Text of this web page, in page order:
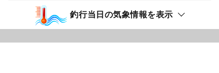
釣行当日の気象情報を表示